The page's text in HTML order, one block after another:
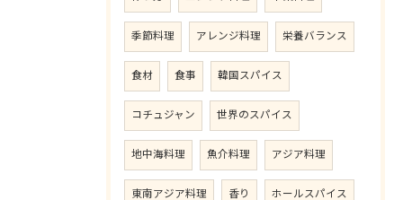
季節料理 アレンジ料理 栄養バランス
食材 食事 韓国スパイス
コチュジャン 世界のスパイス
地中海料理 魚介料理 アジア料理
東南アジア料理 香り ホールスパイス